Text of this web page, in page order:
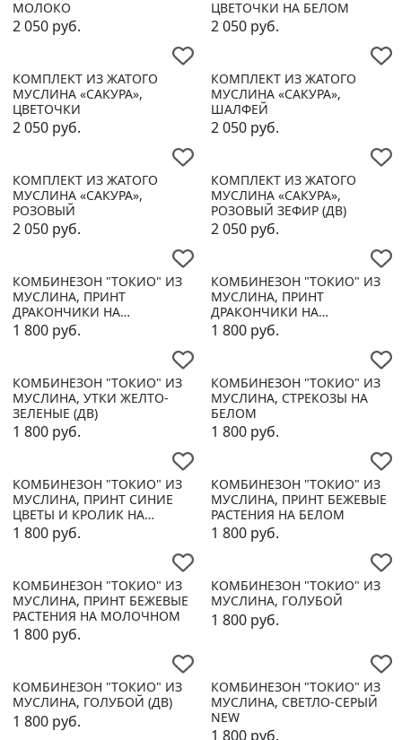
МОЛОКО
2 050 руб.
ЦВЕТОЧКИ НА БЕЛОМ
2 050 руб.
КОМПЛЕКТ ИЗ ЖАТОГО
МУСЛИНА «САКУРА»,
ЦВЕТОЧКИ
2 050 руб.
КОМПЛЕКТ ИЗ ЖАТОГО
МУСЛИНА «САКУРА»,
ШАЛФЕЙ
2 050 руб.
КОМПЛЕКТ ИЗ ЖАТОГО
МУСЛИНА «САКУРА»,
РОЗОВЫЙ
2 050 руб.
КОМПЛЕКТ ИЗ ЖАТОГО
МУСЛИНА «САКУРА»,
РОЗОВЫЙ ЗЕФИР (ДВ)
2 050 руб.
КОМБИНЕЗОН "ТОКИО" ИЗ
МУСЛИНА, ПРИНТ
ДРАКОНЧИКИ НА
МОЛОЧНОМ (ДВ)
1 800 руб.
КОМБИНЕЗОН "ТОКИО" ИЗ
МУСЛИНА, ПРИНТ
ДРАКОНЧИКИ НА
МОЛОЧНОМ
1 800 руб.
КОМБИНЕЗОН "ТОКИО" ИЗ
МУСЛИНА, УТКИ ЖЕЛТО-
ЗЕЛЕНЫЕ (ДВ)
1 800 руб.
КОМБИНЕЗОН "ТОКИО" ИЗ
МУСЛИНА, СТРЕКОЗЫ НА
БЕЛОМ
1 800 руб.
КОМБИНЕЗОН "ТОКИО" ИЗ
МУСЛИНА, ПРИНТ СИНИЕ
ЦВЕТЫ И КРОЛИК НА
МОЛОЧНОМ
1 800 руб.
КОМБИНЕЗОН "ТОКИО" ИЗ
МУСЛИНА, ПРИНТ БЕЖЕВЫЕ
РАСТЕНИЯ НА БЕЛОМ
1 800 руб.
КОМБИНЕЗОН "ТОКИО" ИЗ
МУСЛИНА, ПРИНТ БЕЖЕВЫЕ
РАСТЕНИЯ НА МОЛОЧНОМ
1 800 руб.
КОМБИНЕЗОН "ТОКИО" ИЗ
МУСЛИНА, ГОЛУБОЙ
1 800 руб.
КОМБИНЕЗОН "ТОКИО" ИЗ
МУСЛИНА, ГОЛУБОЙ (ДВ)
1 800 руб.
КОМБИНЕЗОН "ТОКИО" ИЗ
МУСЛИНА, СВЕТЛО-СЕРЫЙ
NEW
1 800 руб.